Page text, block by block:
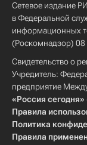
Сетевое издание
в Федеральной
информационных
(Роскомнадзор) 08
Свидетельство о
Учредитель:
предприятие
«Россия сегодня»
Правила
Политика
Правила